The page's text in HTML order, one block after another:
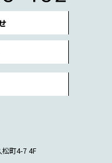
町4-7 4F